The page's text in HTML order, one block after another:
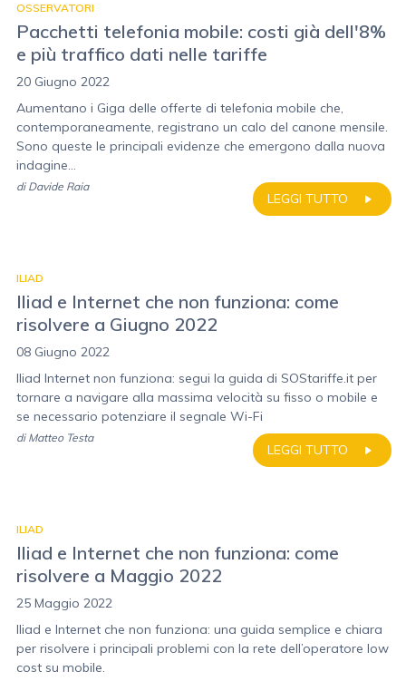
OSSERVATORI
Pacchetti telefonia mobile: costi già dell'8%
e più traffico dati nelle tariffe
20 Giugno 2022
Aumentano i Giga delle offerte di telefonia mobile che,
contemporaneamente, registrano un calo del canone mensile.
Sono queste le principali evidenze che emergono dalla nuova
indagine...
LEGGI TUTTO
di Davide Raia
ILIAD
Iliad e Internet che non funziona: come
risolvere a Giugno 2022
08 Giugno 2022
Iliad Internet non funziona: segui la guida di SOStariffe.it per
tornare a navigare alla massima velocità su fisso o mobile e
se necessario potenziare il segnale Wi-Fi
LEGGI TUTTO
di Matteo Testa
ILIAD
Iliad e Internet che non funziona: come
risolvere a Maggio 2022
25 Maggio 2022
Iliad e Internet che non funziona: una guida semplice e chiara
per risolvere i principali problemi con la rete dell’operatore low
cost su mobile.